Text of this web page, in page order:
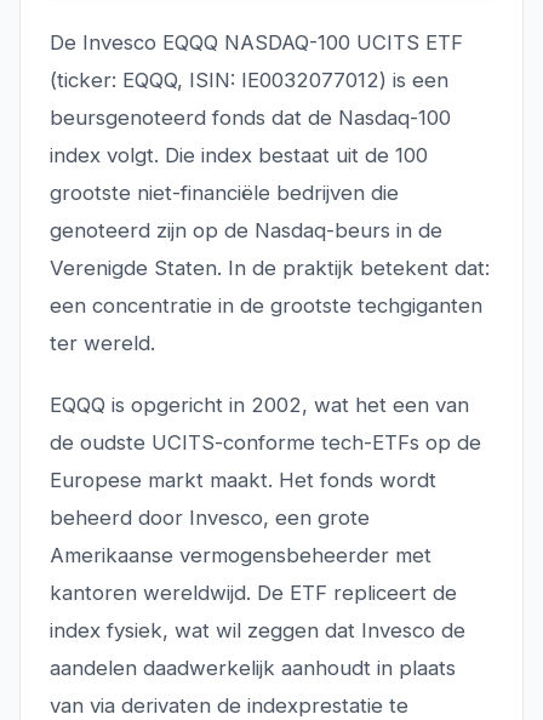
De Invesco EQQQ NASDAQ-100 UCITS ETF
(ticker: EQQQ, ISIN: IE0032077012) is een
beursgenoteerd fonds dat de Nasdaq-100
index volgt. Die index bestaat uit de 100
grootste niet-financiële bedrijven die
genoteerd zijn op de Nasdaq-beurs in de
Verenigde Staten. In de praktijk betekent dat:
een concentratie in de grootste techgiganten
ter wereld.
EQQQ is opgericht in 2002, wat het een van
de oudste UCITS-conforme tech-ETFs op de
Europese markt maakt. Het fonds wordt
beheerd door Invesco, een grote
Amerikaanse vermogensbeheerder met
kantoren wereldwijd. De ETF repliceert de
index fysiek, wat wil zeggen dat Invesco de
aandelen daadwerkelijk aanhoudt in plaats
van via derivaten de indexprestatie te